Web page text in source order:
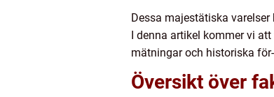
Dessa majestätiska
I denna artikel kommer vi
mätningar och historiska
Översikt över